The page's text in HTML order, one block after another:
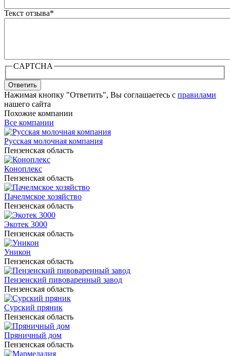
Текст отзыва*
CAPTCHA
Ответить
Нажимая кнопку "Ответить", Вы соглашаетесь с правилами
нашего сайта
Похожие компании
Все компании
Русская молочная компания
Пензенская область
Коноплекс
Пензенская область
Пачелмское хозяйство
Пензенская область
Экотек 3000
Пензенская область
Уникон
Пензенская область
Пензенский пивоваренный завод
Пензенская область
Сурский пряник
Пензенская область
Пряничный дом
Пензенская область